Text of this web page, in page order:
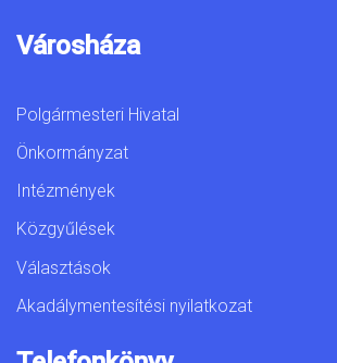
Városháza
Polgármesteri Hivatal
Önkormányzat
Intézmények
Közgyűlések
Választások
Akadálymentesítési nyilatkozat